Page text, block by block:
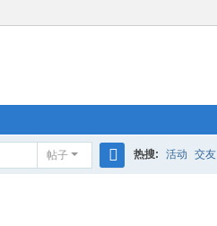
帖子 热搜: 活动 交友